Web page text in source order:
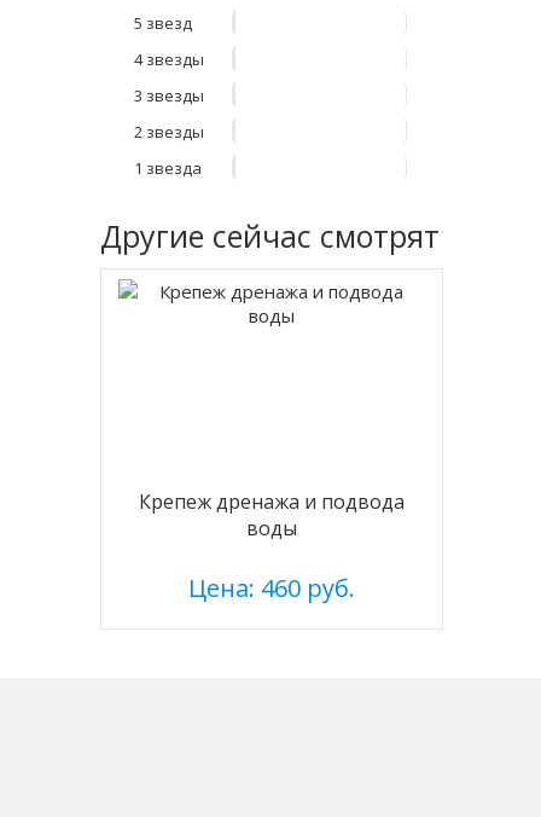
5 звезд
4 звезды
3 звезды
2 звезды
1 звезда
Другие сейчас смотрят
Крепеж дренажа и подвода
воды
Цена: 460 руб.